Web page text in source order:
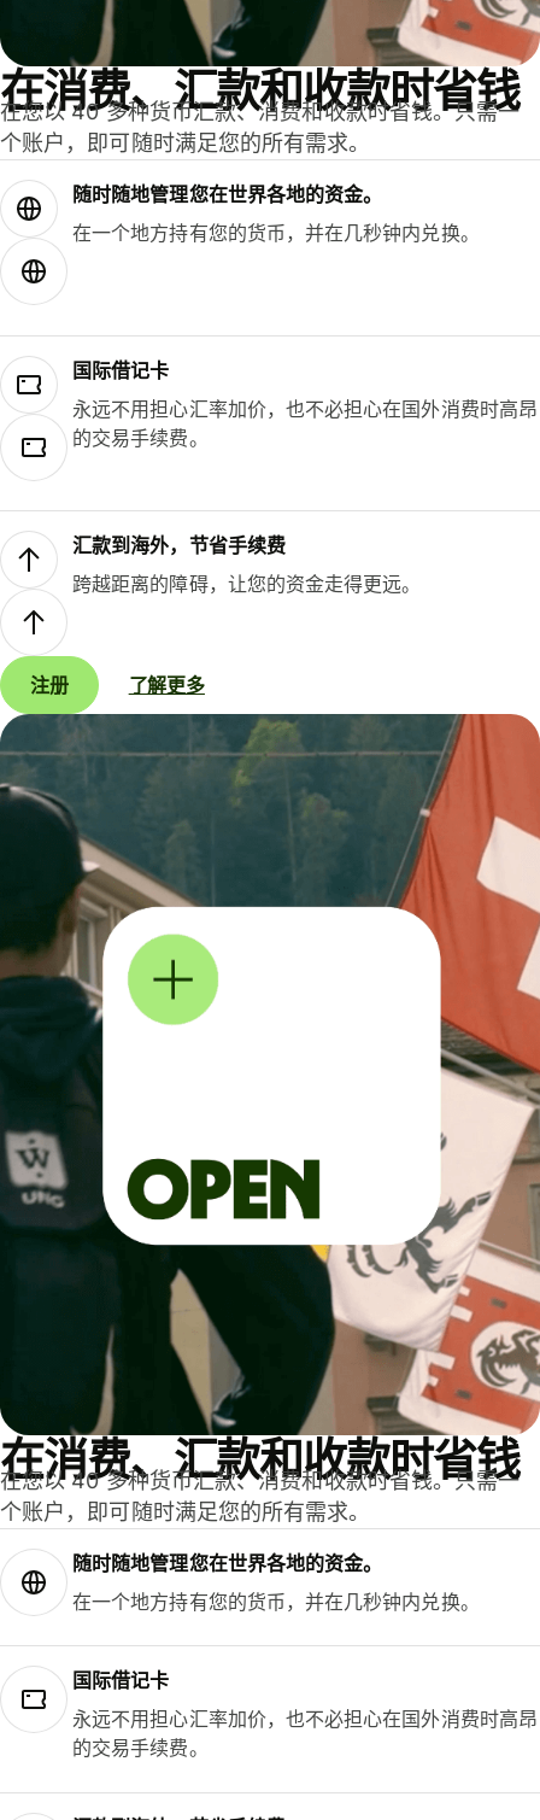
在消费、汇款和收款时省钱
在您以 40 多种货币汇款、消费和收款时省钱。只需一
个账户，即可随时满足您的所有需求。
随时随地管理您在世界各地的资金。
在一个地方持有您的货币，并在几秒钟内兑换。
国际借记卡
永远不用担心汇率加价，也不必担心在国外消费时高昂
的交易手续费。
汇款到海外，节省手续费
跨越距离的障碍，让您的资金走得更远。
注册 了解更多
在消费、汇款和收款时省钱
在您以 40 多种货币汇款、消费和收款时省钱。只需一
个账户，即可随时满足您的所有需求。
随时随地管理您在世界各地的资金。
在一个地方持有您的货币，并在几秒钟内兑换。
国际借记卡
永远不用担心汇率加价，也不必担心在国外消费时高昂
的交易手续费。